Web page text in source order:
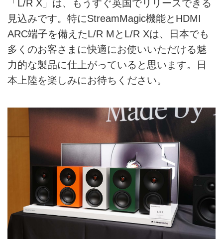
「L/R X」は、もうすぐ英国でリリースできる
見込みです。特にStreamMagic機能とHDMI
ARC端子を備えたL/R MとL/R Xは、日本でも
多くのお客さまに快適にお使いいただける魅
力的な製品に仕上がっていると思います。日
本上陸を楽しみにお待ちください。